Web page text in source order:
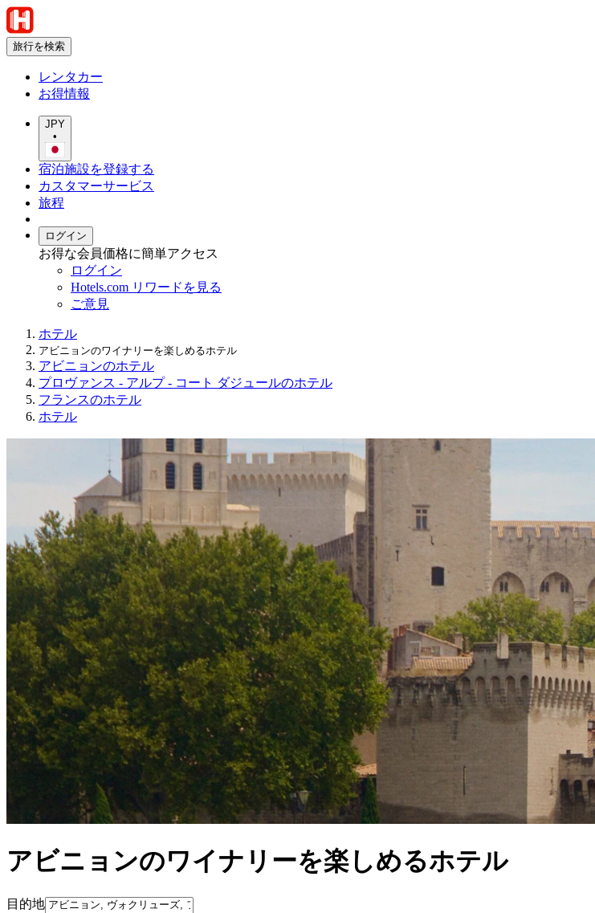
旅行を検索
レンタカー
お得情報
JPY
•
宿泊施設を登録する
カスタマーサービス
旅程
ログイン
お得な会員価格に簡単アクセス
ログイン
Hotels.com リワードを見る
ご意見
ホテル
アビニョンのワイナリーを楽しめるホテル
アビニョンのホテル
プロヴァンス - アルプ - コート ダジュールのホテル
フランスのホテル
ホテル
アビニョンのワイナリーを楽しめるホテル
目的地